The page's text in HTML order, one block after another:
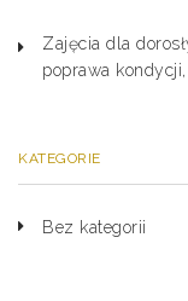
Zajęcia dla
poprawa
KATEGORIE
Bez kategorii